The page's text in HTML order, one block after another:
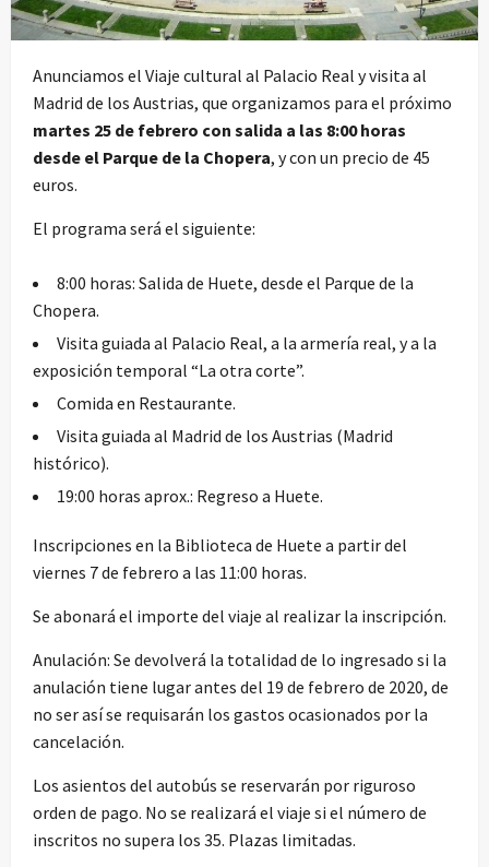
Anunciamos el Viaje cultural al Palacio Real y visita al
Madrid de los Austrias, que organizamos para el próximo
martes 25 de febrero con salida a las 8:00 horas
desde el Parque de la Chopera, y con un precio de 45
euros.
El programa será el siguiente:
8:00 horas: Salida de Huete, desde el Parque de la
Chopera.
Visita guiada al Palacio Real, a la armería real, y a la
exposición temporal “La otra corte”.
Comida en Restaurante.
Visita guiada al Madrid de los Austrias (Madrid
histórico).
19:00 horas aprox.: Regreso a Huete.
Inscripciones en la Biblioteca de Huete a partir del
viernes 7 de febrero a las 11:00 horas.
Se abonará el importe del viaje al realizar la inscripción.
Anulación: Se devolverá la totalidad de lo ingresado si la
anulación tiene lugar antes del 19 de febrero de 2020, de
no ser así se requisarán los gastos ocasionados por la
cancelación.
Los asientos del autobús se reservarán por riguroso
orden de pago. No se realizará el viaje si el número de
inscritos no supera los 35. Plazas limitadas.